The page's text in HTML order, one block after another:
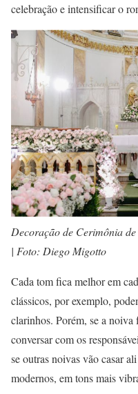
celebração e intensificar o
Decoração de Cerimônia
| Foto: Diego Migotto
Cada tom fica melhor em
clássicos, por exemplo,
clarinhos. Porém, se a noiva
conversar com os
se outras noivas vão casar
modernos, em tons mais